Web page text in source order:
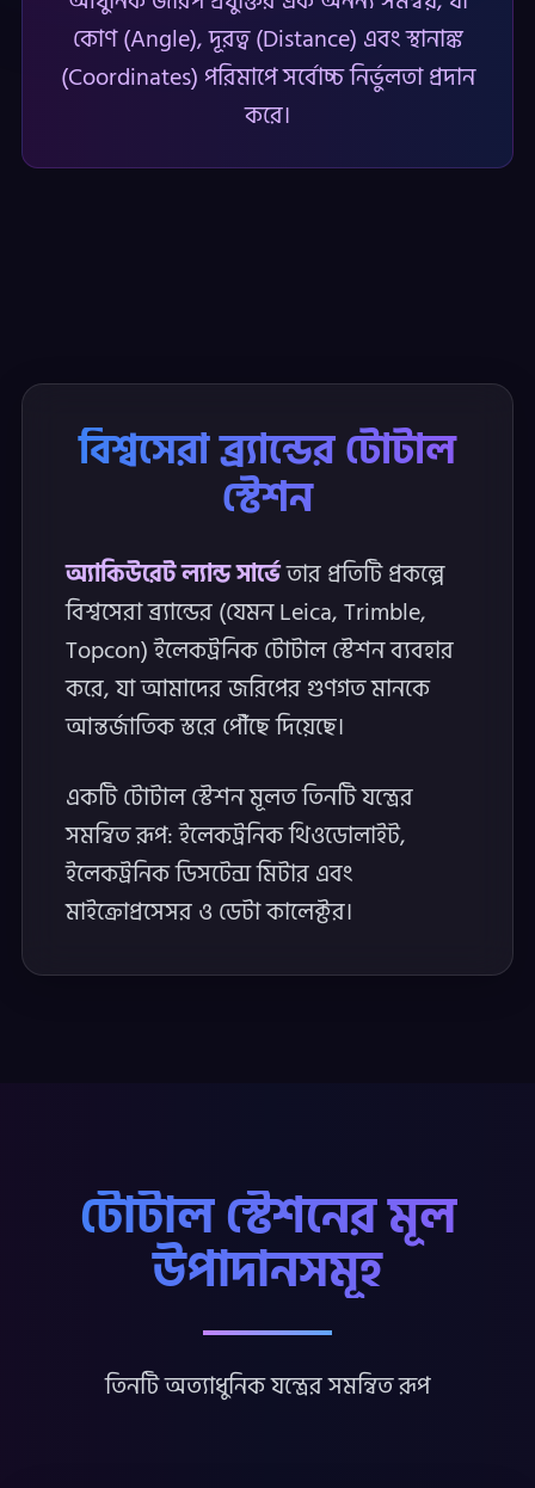
কোণ (Angle), দূরত্ব (Distance) এবং স্থানাঙ্ক
(Coordinates) পরিমাপে সর্বোচ্চ নির্ভুলতা প্রদান
করে।
বিশ্বসেরা ব্র্যান্ডের টোটাল
স্টেশন
অ্যাকিউরেট ল্যান্ড সার্ভেতার প্রতিটি প্রকল্পে
বিশ্বসেরা ব্র্যান্ডের (যেমন Leica, Trimble,
Topcon) ইলেকট্রনিক টোটাল স্টেশন ব্যবহার
করে, যা আমাদের জরিপের গুণগত মানকে
আন্তর্জাতিক স্তরে পৌঁছে দিয়েছে।
একটি টোটাল স্টেশন মূলত তিনটি যন্ত্রের
সমন্বিত রূপ: ইলেকট্রনিক থিওডোলাইট,
ইলেকট্রনিক ডিসটেন্স মিটার এবং
মাইক্রোপ্রসেসর ও ডেটা কালেক্টর।
টোটাল স্টেশনের মূল
উপাদানসমূহ
তিনটি অত্যাধুনিক যন্ত্রের সমন্বিত রূপ